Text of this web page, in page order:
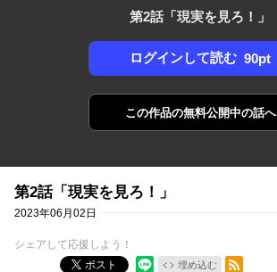
第2話「現実を見ろ！」
ログインして読む 90pt
この作品の無料公開中の話へ
第2話「現実を見ろ！」
2023年06月02日
シェアして応援しよう！
ポスト
埋め込む
RSSフィード